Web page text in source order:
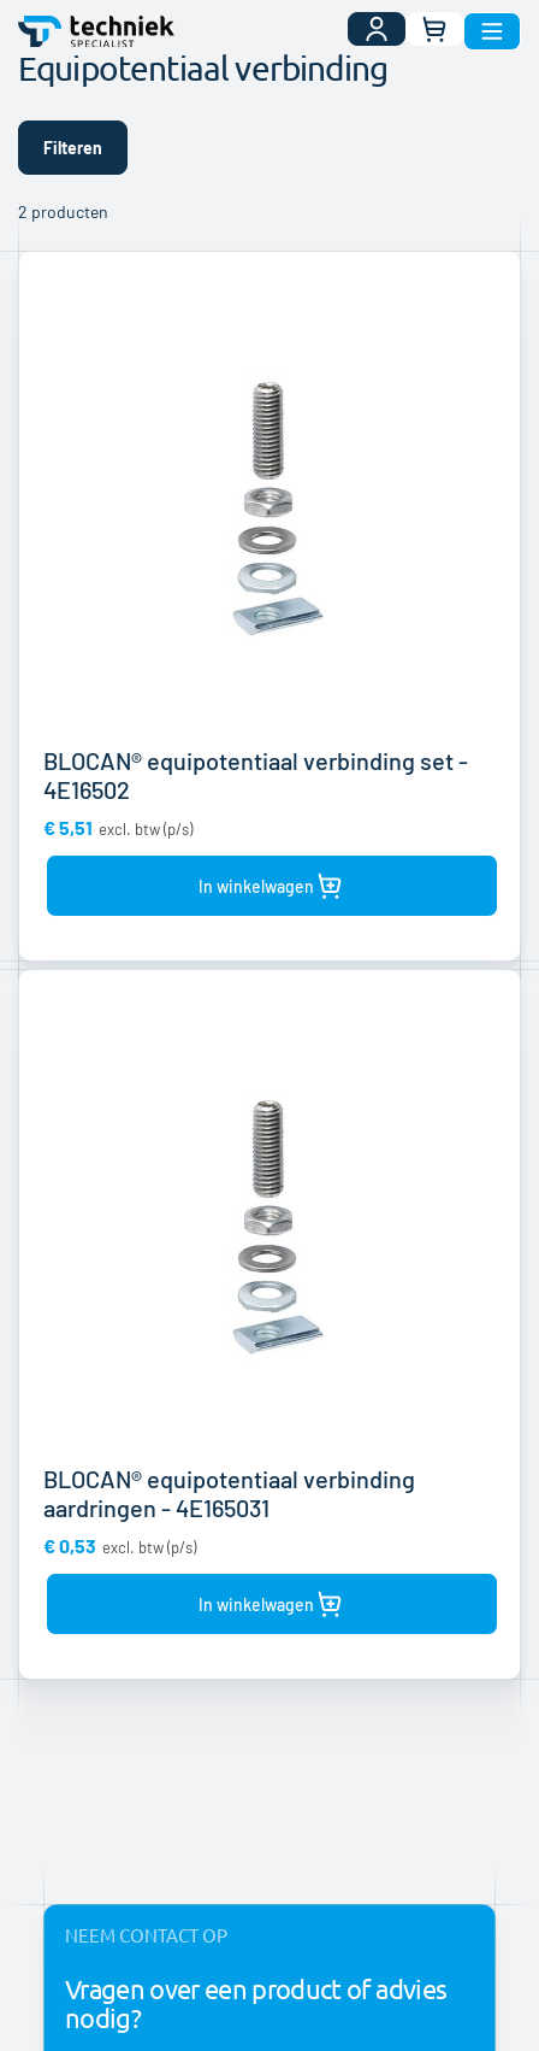
Uw
Equipotentiaal verbinding
2 producten
BLOCAN® equipotentiaal verbinding set -
4E16502
€ 5,51
Bekijk
product
In winkelwagen
BLOCAN® equipotentiaal verbinding
aardringen - 4E165031
€ 0,53
Bekijk
product
In winkelwagen
Filteren
Vragen over een product of advies
nodig?
NEEM CONTACT OP